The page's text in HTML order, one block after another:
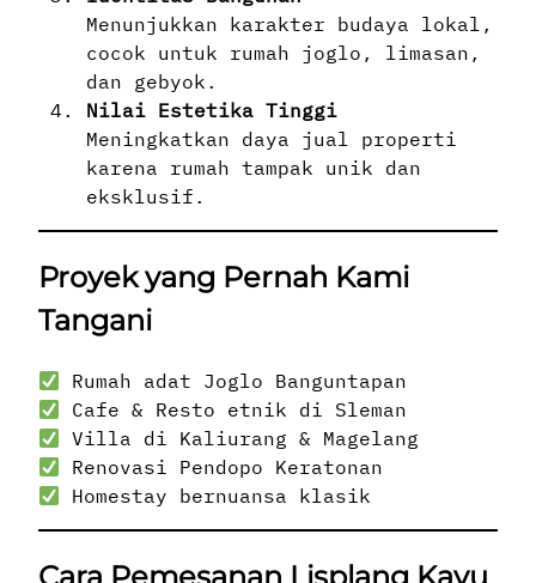
Menunjukkan karakter budaya lokal,
cocok untuk rumah joglo, limasan,
dan gebyok.
Nilai Estetika Tinggi
Meningkatkan daya jual properti
karena rumah tampak unik dan
eksklusif.
Proyek yang Pernah Kami
Tangani
Rumah adat Joglo Banguntapan
Cafe & Resto etnik di Sleman
Villa di Kaliurang & Magelang
Renovasi Pendopo Keratonan
Homestay bernuansa klasik